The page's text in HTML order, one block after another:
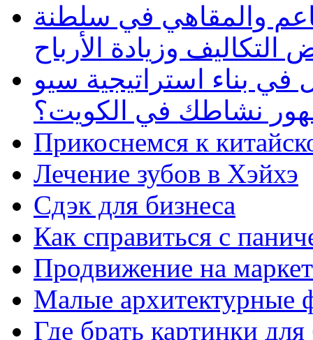
والمقاهي في سلطنة
وزيادة الأرباح
بناء استراتيجية سيو
نشاطك في الكويت؟
Прикоснемся к
Лечение зубов в Хэйхэ
Сдэк для бизнеса
Как справиться с
Продвижение на
Малые архитектурные
Где брать картинки